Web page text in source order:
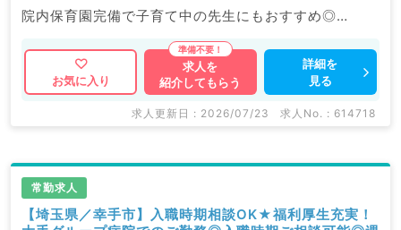
院内保育園完備で子育て中の先生にもおすすめ◎
福利厚生充実の大手グループ病院でのご勤務です。
マイナビDOCTORでは病院やクリニックなどの医療機
関求人はもちろんのこと、
求人内容の詳細等はお気軽にお問合せ下さい。
お気に入り
求人を
紹介してもらう
詳細を
見る
求人更新日 : 2026/07/23 求人No. : 614718
常勤求人
【埼玉県／幸手市】入職時期相談OK★福利厚生充実！